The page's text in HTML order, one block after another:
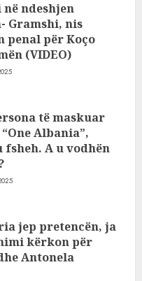
ndeshjen
Gramshi, nis
penal për Koço
(VIDEO)
të maskuar
Albania”,
A u vodhën
jep pretencën, ja
kërkon për
Antonela